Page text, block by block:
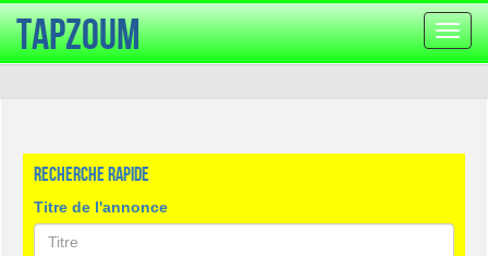
la
TapZoum
Recherche rapide
Titre de l'annonce